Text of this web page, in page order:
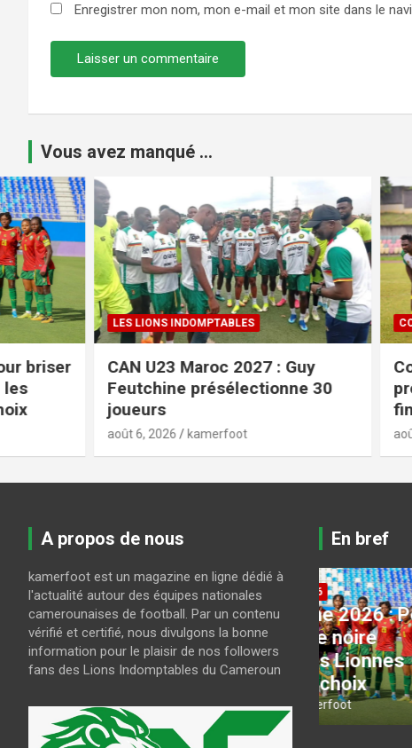
Enregistrer mon nom, mon e-mail et mon site dans le
Vous avez manqué ...
LES LIONS INDOMPTABLES
CAN U23 Maroc 2027 : Guy
Feutchine présélectionne 30
août 6, 2026 kamerfoot
COUPE DU
Coupe
août 6, 2026
A propos de nous
kamerfoot est un magazine en ligne dédié à
l'actualité autour des équipes nationales
camerounaises de football. Par un contenu
vérifié et certifié, nous divulgons la bonne
information pour le plaisir de nos followers
fans des Lions Indomptables du Cameroun
En bref
CAN FEMININE 2026
CAN féminine 2026 : Pour
briser la bête noire
nigériane, les Lionnes
n’ont plus le choix
août 7, 2026 kamerfoot
LES LIONS
CAN
Guy
joueurs
août 6, 2026